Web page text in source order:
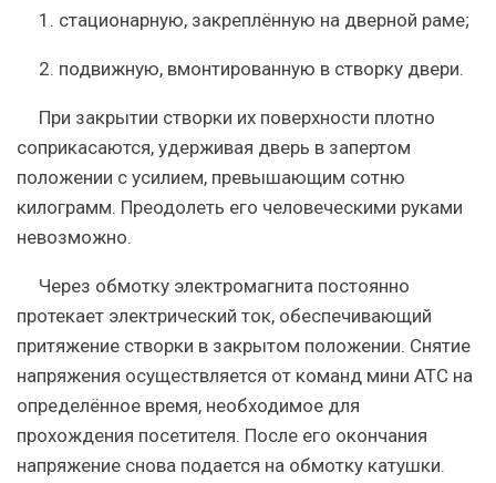
1. стационарную, закреплённую на дверной раме;
2. подвижную, вмонтированную в створку двери.
При закрытии створки их поверхности плотно
соприкасаются, удерживая дверь в запертом
положении с усилием, превышающим сотню
килограмм. Преодолеть его человеческими руками
невозможно.
Через обмотку электромагнита постоянно
протекает электрический ток, обеспечивающий
притяжение створки в закрытом положении. Снятие
напряжения осуществляется от команд мини АТС на
определённое время, необходимое для
прохождения посетителя. После его окончания
напряжение снова подается на обмотку катушки.